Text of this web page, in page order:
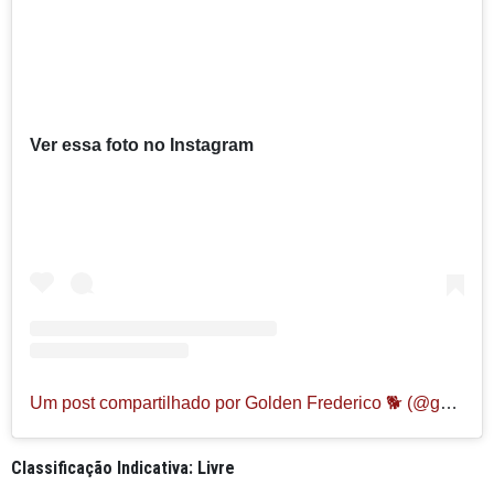
Ver essa foto no Instagram
Um post compartilhado por Golden Frederico 🐕 (@golden_frederico)
Classificação Indicativa: Livre